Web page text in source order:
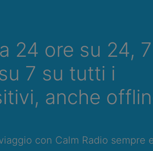
24 ore su 24, 7
7 su tutti i
anche
con Calm Radio sempre